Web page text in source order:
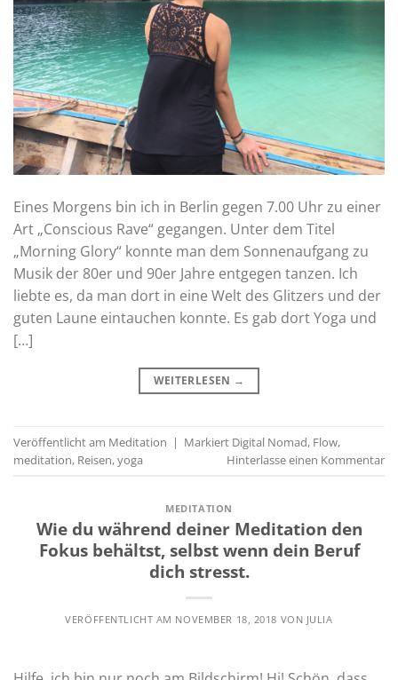
Eines Morgens bin ich in Berlin gegen 7.00 Uhr zu einer
Art „Conscious Rave“ gegangen. Unter dem Titel
„Morning Glory“ konnte man dem Sonnenaufgang zu
Musik der 80er und 90er Jahre entgegen tanzen. Ich
liebte es, da man dort in eine Welt des Glitzers und der
guten Laune eintauchen konnte. Es gab dort Yoga und
[…]
WEITERLESEN →
Veröffentlicht am Meditation | Markiert Digital Nomad, Flow,
meditation, Reisen,yoga Hinterlasse einen Kommentar
MEDITATION
Wie du während deiner Meditation den
Fokus behältst, selbst wenn dein Beruf
dich stresst.
VERÖFFENTLICHT AM NOVEMBER 18, 2018 VON JULIA